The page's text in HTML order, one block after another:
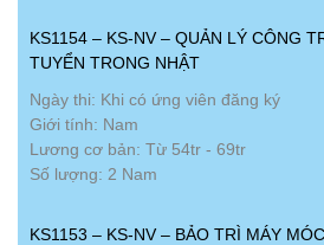
KS1154 – KS-NV – QUẢN LÝ CÔNG
TUYỂN TRONG NHẬT
Ngày thi: Khi có ứng viên đăng ký
Giới tính: Nam
Lương cơ bản: Từ 54tr - 69tr
Số lượng: 2 Nam
KS1153 – KS-NV – BẢO TRÌ MÁY